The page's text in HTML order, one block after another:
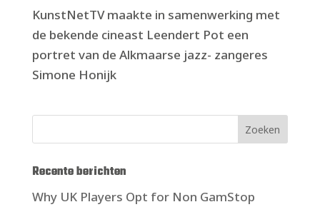
KunstNetTV maakte in samenwerking met
de bekende cineast Leendert Pot een
portret van de Alkmaarse jazz- zangeres
Simone Honijk
Zoeken
Recente berichten
Why UK Players Opt for Non GamStop